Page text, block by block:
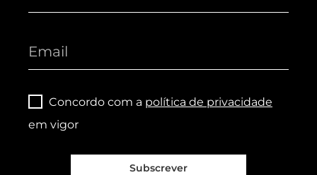
Concordo com a política de privacidade
em vigor
Subscrever